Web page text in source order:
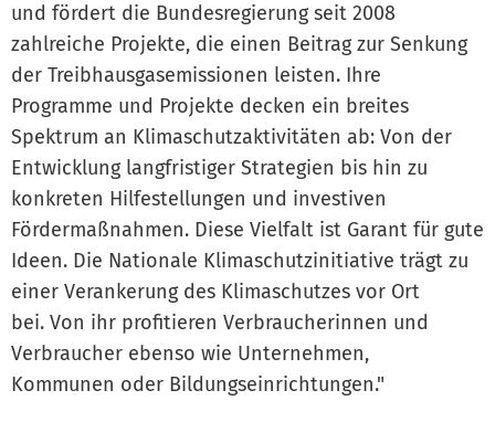
und fördert die Bundesregierung seit 2008
zahlreiche Projekte, die einen Beitrag zur Senkung
der Treibhausgasemissionen leisten. Ihre
Programme und Projekte decken ein breites
Spektrum an Klimaschutzaktivitäten ab: Von der
Entwicklung langfristiger Strategien bis hin zu
konkreten Hilfestellungen und investiven
Fördermaßnahmen. Diese Vielfalt ist Garant für gute
Ideen. Die Nationale Klimaschutzinitiative trägt zu
einer Verankerung des Klimaschutzes vor Ort
bei. Von ihr profitieren Verbraucherinnen und
Verbraucher ebenso wie Unternehmen,
Kommunen oder Bildungseinrichtungen."